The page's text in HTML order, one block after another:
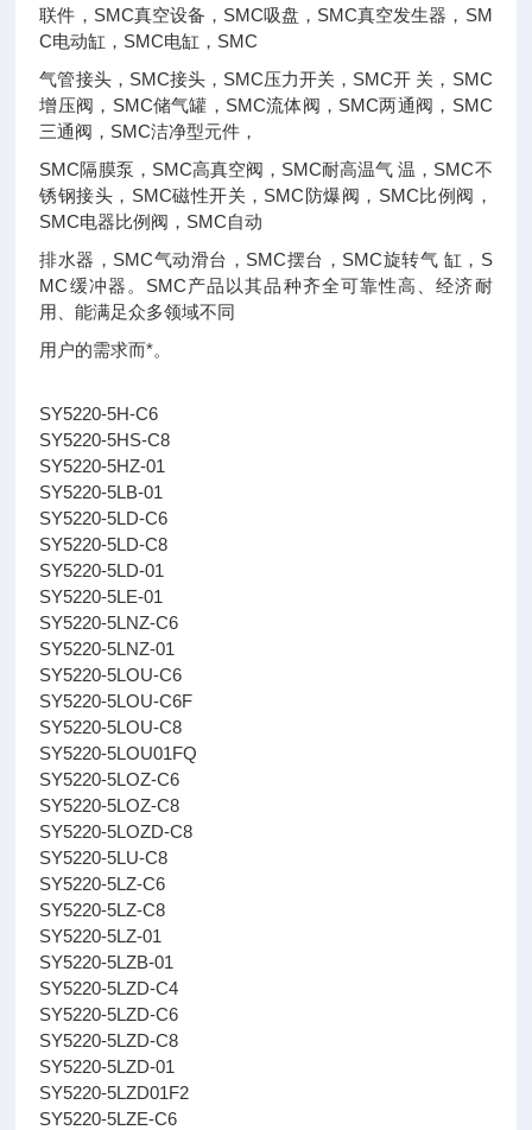
联件，SMC真空设备，SMC吸盘，SMC真空发生器，SM
C电动缸，SMC电缸，SMC
气管接头，SMC接头，SMC压力开关，SMC开 关，SMC
增压阀，SMC储气罐，SMC流体阀，SMC两通阀，SMC
三通阀，SMC洁净型元件，
SMC隔膜泵，SMC高真空阀，SMC耐高温气 温，SMC不
锈钢接头，SMC磁性开关，SMC防爆阀，SMC比例阀，
SMC电器比例阀，SMC自动
排水器，SMC气动滑台，SMC摆台，SMC旋转气 缸，S
MC缓冲器。SMC产品以其品种齐全可靠性高、经济耐
用、能满足众多领域不同
用户的需求而*。
SY5220-5H-C6
SY5220-5HS-C8
SY5220-5HZ-01
SY5220-5LB-01
SY5220-5LD-C6
SY5220-5LD-C8
SY5220-5LD-01
SY5220-5LE-01
SY5220-5LNZ-C6
SY5220-5LNZ-01
SY5220-5LOU-C6
SY5220-5LOU-C6F
SY5220-5LOU-C8
SY5220-5LOU01FQ
SY5220-5LOZ-C6
SY5220-5LOZ-C8
SY5220-5LOZD-C8
SY5220-5LU-C8
SY5220-5LZ-C6
SY5220-5LZ-C8
SY5220-5LZ-01
SY5220-5LZB-01
SY5220-5LZD-C4
SY5220-5LZD-C6
SY5220-5LZD-C8
SY5220-5LZD-01
SY5220-5LZD01F2
SY5220-5LZE-C6